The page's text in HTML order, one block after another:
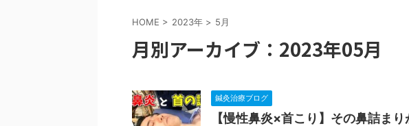
HOME > 2023年 > 5月
月別アーカイブ：2023年05月
鍼灸治療ブログ
【慢性鼻炎×首こり】その鼻詰ま